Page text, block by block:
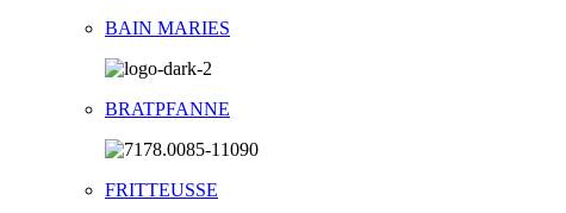
BAIN MARIES
BRATPFANNE
FRITTEUSSE